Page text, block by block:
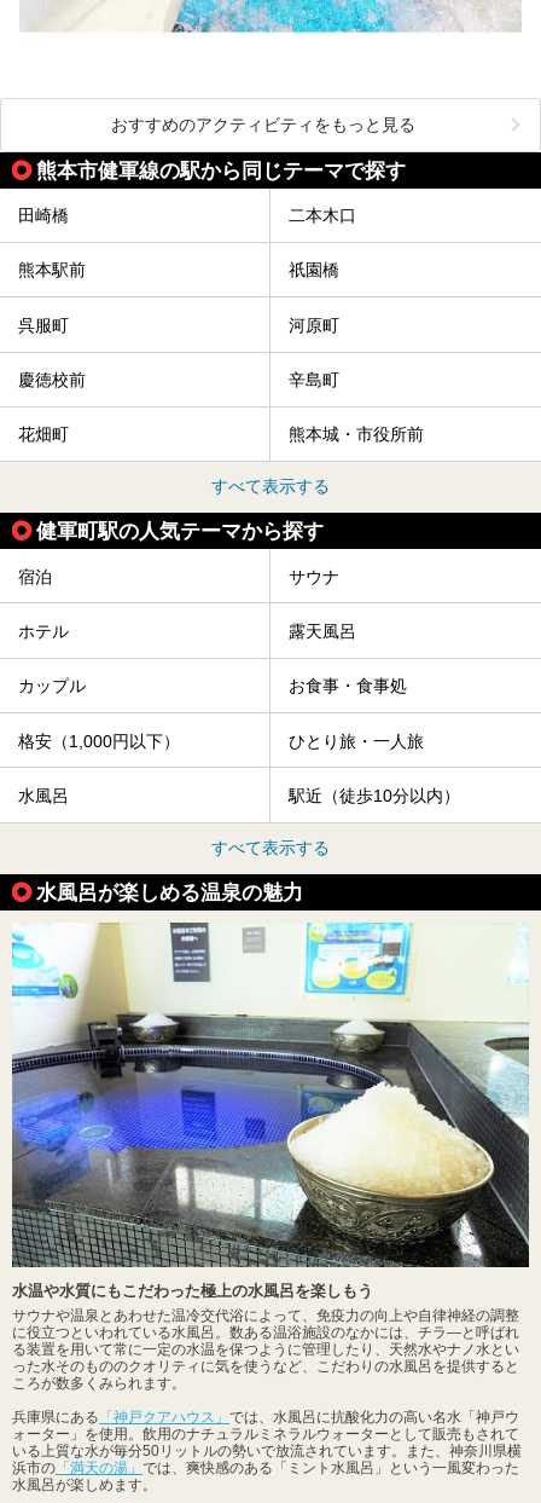
おすすめのアクティビティをもっと見る
熊本市健軍線の駅から同じテーマで探す
田崎橋 二本木口
熊本駅前 祇園橋
呉服町 河原町
慶徳校前 辛島町
花畑町 熊本城・市役所前
すべて表示する
健軍町駅の人気テーマから探す
宿泊 サウナ
ホテル 露天風呂
カップル お食事・食事処
格安（1,000円以下） ひとり旅・一人旅
水風呂 駅近（徒歩10分以内）
すべて表示する
水風呂が楽しめる温泉の魅力
水温や水質にもこだわった極上の水風呂を楽しもう
サウナや温泉とあわせた温冷交代浴によって、免疫力の向上や自律神経の調整
に役立つといわれている水風呂。数ある温浴施設のなかには、チラ―と呼ばれ
る装置を用いて常に一定の水温を保つように管理したり、天然水やナノ水とい
った水そのもののクオリティに気を使うなど、こだわりの水風呂を提供すると
ころが数多くみられます。
兵庫県にある 「神戸クアハウス」 では、水風呂に抗酸化力の高い名水「神戸ウ
ォーター」を使用。飲用のナチュラルミネラルウォーターとして販売もされて
いる上質な水が毎分50リットルの勢いで放流されています。また、神奈川県横
浜市の 「満天の湯」 では、爽快感のある「ミント水風呂」という一風変わった
水風呂が楽しめます。